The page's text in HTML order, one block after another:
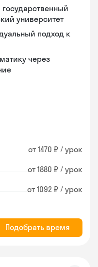
университет
подход к
через
от 1470 ₽ / урок
от 1880 ₽ / урок
от 1092 ₽ / урок
Подобрать время